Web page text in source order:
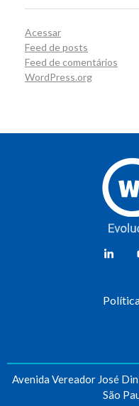
Acessar
Feed de posts
Feed de comentários
WordPress.org
Avenida Vereador José
São